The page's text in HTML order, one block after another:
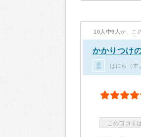
10人中9人 が、こ
かかりつけ
ばにら（本
この口コミ